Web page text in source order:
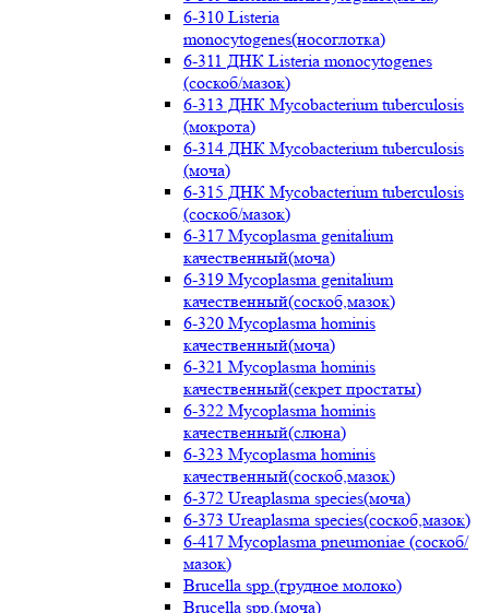
6-310 Listeria
monocytogenes(носоглотка)
6-311 ДНК Listeria monocytogenes
(соскоб/мазок)
6-313 ДНК Mycobacterium tuberculosis
(мокрота)
6-314 ДНК Mycobacterium tuberculosis
(моча)
6-315 ДНК Mycobacterium tuberculosis
(соскоб/мазок)
6-317 Mycoplasma genitalium
качественный(моча)
6-319 Mycoplasma genitalium
качественный(соскоб,мазок)
6-320 Mycoplasma hominis
качественный(моча)
6-321 Mycoplasma hominis
качественный(секрет простаты)
6-322 Mycoplasma hominis
качественный(слюна)
6-323 Mycoplasma hominis
качественный(соскоб,мазок)
6-372 Ureaplasma species(моча)
6-373 Ureaplasma species(соскоб,мазок)
6-417 Mycoplasma pneumoniae (соскоб/
мазок)
Brucella spp.(грудное молоко)
Brucella spp.(моча)